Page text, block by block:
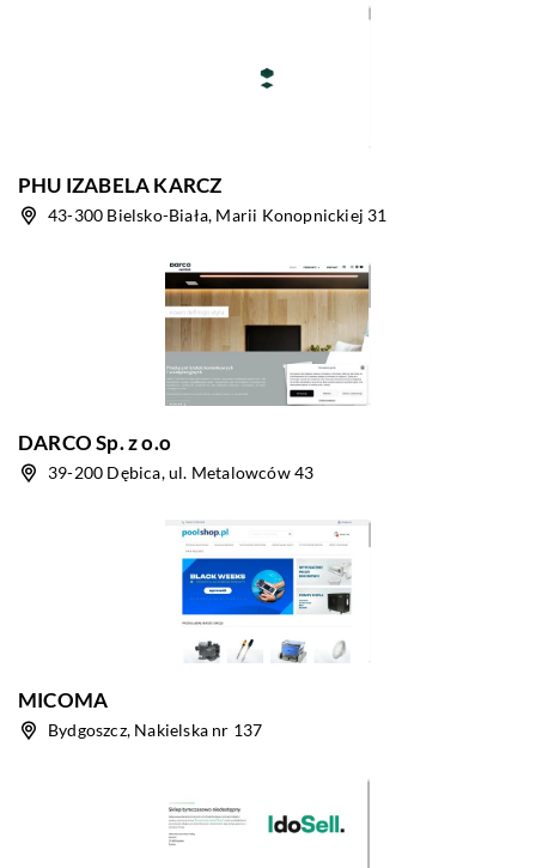
PHU IZABELA KARCZ
43-300 Bielsko-Biała, Marii Konopnickiej 31
DARCO Sp. z o.o
39-200 Dębica, ul. Metalowców 43
MICOMA
Bydgoszcz, Nakielska nr 137